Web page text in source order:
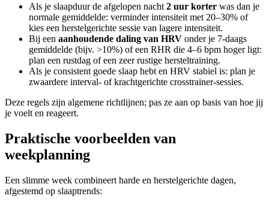
Als je slaapduur de afgelopen nacht 2 uur korter was dan je
normale gemiddelde: verminder intensiteit met 20–30% of
kies een herstelgerichte sessie van lagere intensiteit.
Bij een aanhoudende daling van HRV onder je 7-daags
gemiddelde (bijv. >10%) of een RHR die 4–6 bpm hoger ligt:
plan een rustdag of een zeer rustige hersteltraining.
Als je consistent goede slaap hebt en HRV stabiel is: plan je
zwaardere interval- of krachtgerichte crosstrainer-sessies.
Deze regels zijn algemene richtlijnen; pas ze aan op basis van hoe jij
je voelt en reageert.
Praktische voorbeelden van
weekplanning
Een slimme week combineert harde en herstelgerichte dagen,
afgestemd op slaaptrends: